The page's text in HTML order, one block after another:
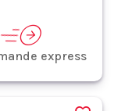
express